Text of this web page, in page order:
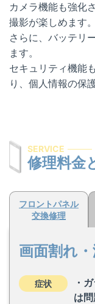
カメラ機能も強化
撮影が楽しめます。
さらに、バッテリ
ます。
セキュリティ機能
り、個人情報の保
SERVICE
修理料金
フロントパネル
交換修理
画面割れ
症状
・
は